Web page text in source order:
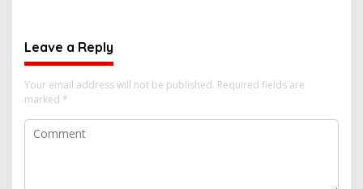
Leave a Reply
Your email address will not be published. Required fields are
marked *